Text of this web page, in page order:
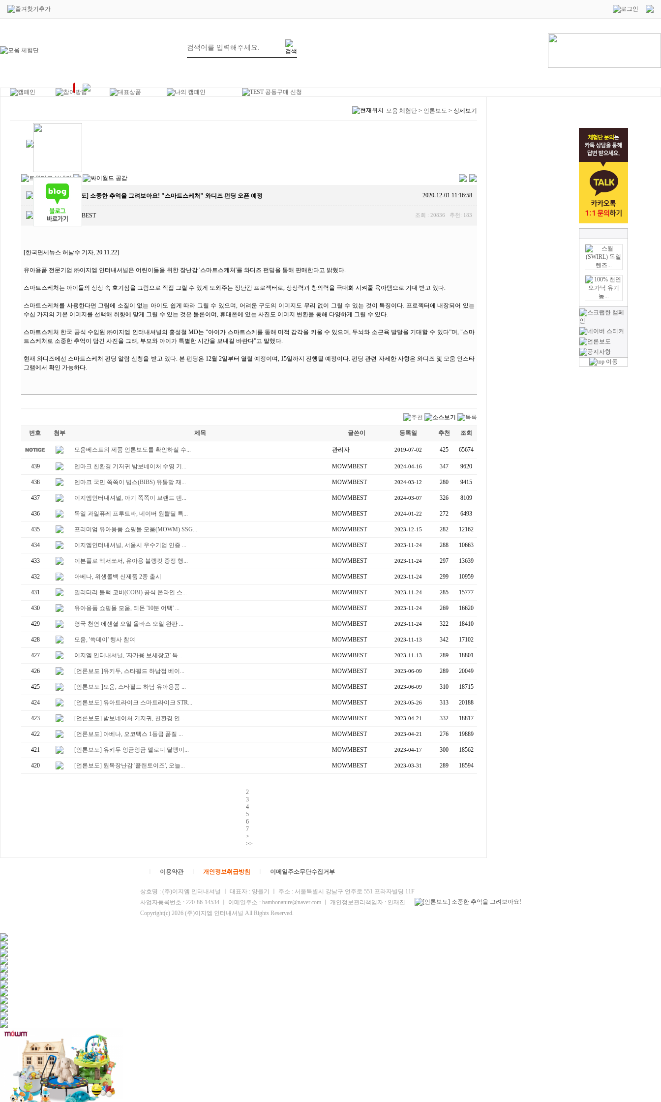
모움 체험단 > 언론보도 > 상세보기
제목 [언론보도] 소중한 추억을 그려보아요! "스마트스케처" 와디즈 펀딩 오픈 예정 2020-12-01 11:16:58
작성인 MOWMBEST 조회 : 20836 추천: 183
[한국면세뉴스 허남수 기자, 20.11.22]
유아용품 전문기업 ㈜이지엠 인터내셔널은 어린이들을 위한 장난감 '스마트스케처'를 와디즈 펀딩을 통해 판매한다고 밝혔다.
스마트스케처는 아이들의 상상 속 호기심을 그림으로 직접 그릴 수 있게 도와주는 장난감 프로젝터로, 상상력과 창의력을 극대화 시켜줄 육아템으로 기대 받고 있다.
스마트스케처를 사용한다면 그림에 소질이 없는 아이도 쉽게 따라 그릴 수 있으며, 어려운 구도의 이미지도 무리 없이 그릴 수 있는 것이 특징이다. 프로젝터에 내장되어 있는
수십 가지의 기본 이미지를 선택해 취향에 맞게 그릴 수 있는 것은 물론이며, 휴대폰에 있는 사진도 이미지 변환을 통해 다양하게 그릴 수 있다.
스마트스케처 한국 공식 수입원 ㈜이지엠 인터내셔널의 홍성철 MD는 "아이가 스마트스케를 통해 미적 감각을 키울 수 있으며, 두뇌와 소근육 발달을 기대할 수 있다”며, "스마
트스케처로 소중한 추억이 담긴 사진을 그려, 부모와 아이가 특별한 시간을 보내길 바란다”고 말했다.
현재 와디즈에선 스마트스케처 펀딩 알람 신청을 받고 있다. 본 펀딩은 12월 2일부터 열릴 예정이며, 15일까지 진행될 예정이다. 펀딩 관련 자세한 사항은 와디즈 및 모움 인스타
그램에서 확인 가능하다.
번호 첨부 제목 글쓴이 등록일 추천 조회
모움베스트의 제품 언론보도를 확인하실 수... 관리자 2019-07-02 425 65674
439 덴마크 친환경 기저귀 밤보네이처 수영 기... MOWMBEST 2024-04-16 347 9620
438 덴마크 국민 쪽쪽이 빕스(BIBS) 유통망 재... MOWMBEST 2024-03-12 280 9415
437 이지엠인터내셔널, 아기 쪽쪽이 브랜드 덴... MOWMBEST 2024-03-07 326 8109
436 독일 과일퓨레 프루트바, 네이버 원쁠딜 특... MOWMBEST 2024-01-22 272 6493
435 프리미엄 유아용품 쇼핑몰 모움(MOWM) SSG... MOWMBEST 2023-12-15 282 12162
434 이지엠인터내셔널, 서울시 우수기업 인증 ... MOWMBEST 2023-11-24 288 10663
433 이븐플로 엑서쏘서, 유아용 블랭킷 증정 행... MOWMBEST 2023-11-24 297 13639
432 아베나, 위생롤백 신제품 2종 출시 MOWMBEST 2023-11-24 299 10959
431 밀리터리 블럭 코비(COBI) 공식 온라인 스... MOWMBEST 2023-11-24 285 15777
430 유아용품 쇼핑몰 모움, 티몬 '10분 어택' ... MOWMBEST 2023-11-24 269 16620
429 영국 천연 에센셜 오일 올바스 오일 완판 ... MOWMBEST 2023-11-24 322 18410
428 모움, '쓱데이' 행사 참여 MOWMBEST 2023-11-13 342 17102
427 이지엠 인터내셔널, '자가용 보세창고' 특... MOWMBEST 2023-11-13 289 18801
426 [언론보도 ]유키두, 스타필드 하남점 베이... MOWMBEST 2023-06-09 289 20049
425 [언론보도 ]모움, 스타필드 하남 유아용품 ... MOWMBEST 2023-06-09 310 18715
424 [언론보도] 유아트라이크 스마트라이크 STR... MOWMBEST 2023-05-26 313 20188
423 [언론보도] 밤보네이처 기저귀, 친환경 인... MOWMBEST 2023-04-21 332 18817
422 [언론보도] 아베나, 오코텍스 1등급 품질 ... MOWMBEST 2023-04-21 276 19889
421 [언론보도] 유키두 엉금엉금 멜로디 달팽이... MOWMBEST 2023-04-17 300 18562
420 [언론보도] 원목장난감 '플랜토이즈', 오늘... MOWMBEST 2023-03-31 289 18594
2
3
4
5
6
7
>
>>
이용약관 개인정보취급방침 이메일주소무단수집거부
상호명 : (주)이지엠 인터내셔널 ㅣ 대표자 : 양을기 ㅣ 주소 : 서울특별시 강남구 언주로 551 프라자빌딩 11F
사업자등록번호 : 220-86-14534 ㅣ 이메일주소 : bambonature@naver.com ㅣ 개인정보관리책임자 : 안재진
Copyright(c) 2026 (주)이지엠 인터내셔널 All Rights Reserved.